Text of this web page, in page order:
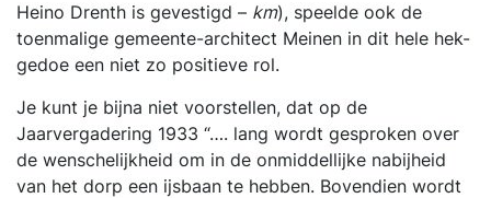
Heino Drenth is gevestigd – km), speelde ook de
toenmalige gemeente-architect Meinen in dit hele hek-
gedoe een niet zo positieve rol.
Je kunt je bijna niet voorstellen, dat op de
Jaarvergadering 1933 “…. lang wordt gesproken over
de wenschelijkheid om in de onmiddellijke nabijheid
van het dorp een ijsbaan te hebben. Bovendien wordt